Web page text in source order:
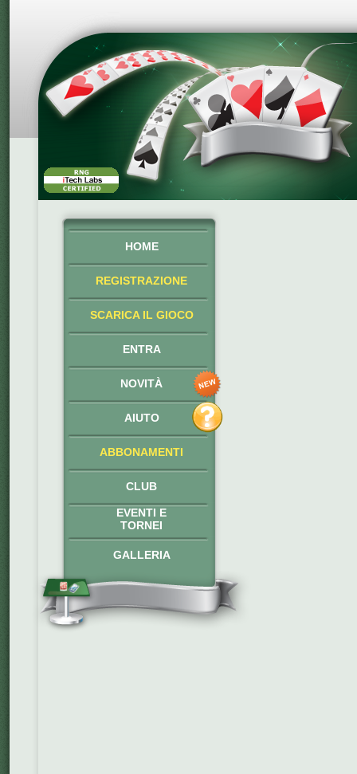
HOME
REGISTRAZIONE
SCARICA IL GIOCO
ENTRA
NOVITÀ
AIUTO
ABBONAMENTI
CLUB
EVENTI E
TORNEI
GALLERIA